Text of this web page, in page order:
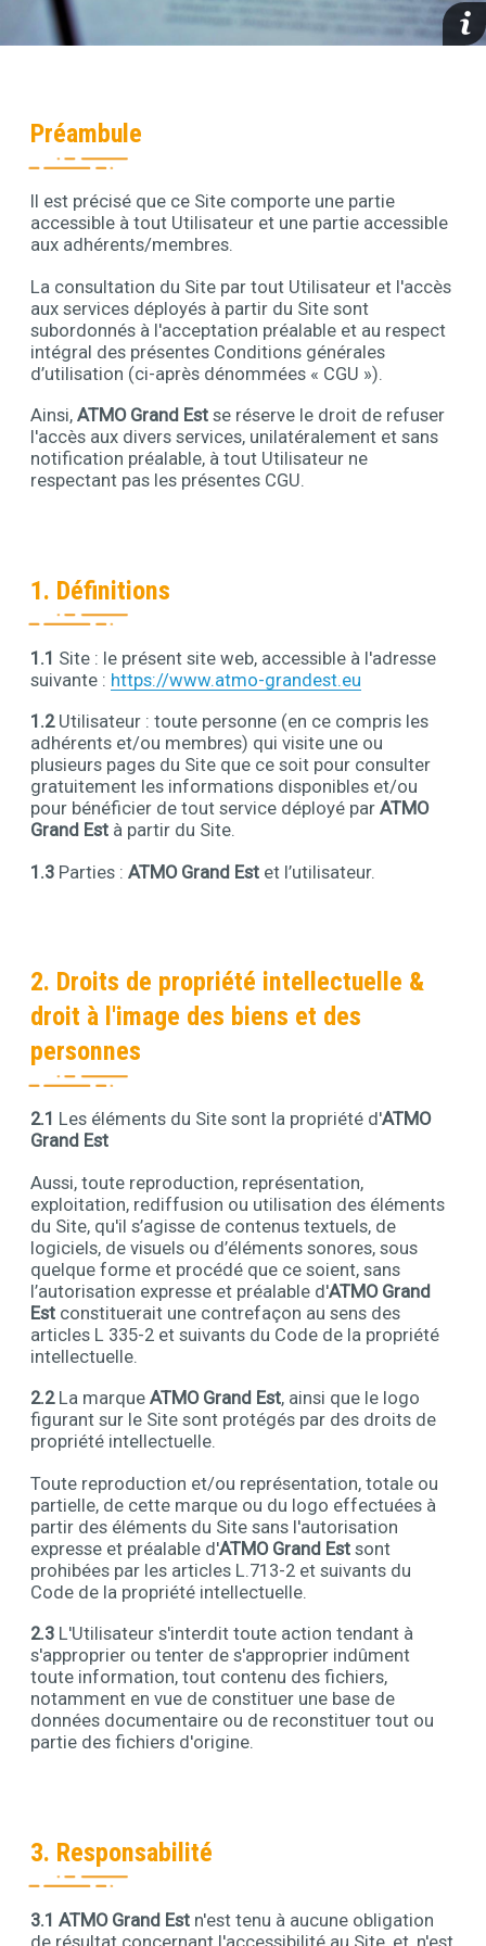
Préambule
Contenu
Il est précisé que ce Site comporte une partie
accessible à tout Utilisateur et une partie accessible
aux adhérents/membres.
La consultation du Site par tout Utilisateur et l'accès
aux services déployés à partir du Site sont
subordonnés à l'acceptation préalable et au respect
intégral des présentes Conditions générales
d’utilisation (ci-après dénommées « CGU »).
Ainsi, ATMO Grand Est se réserve le droit de refuser
l'accès aux divers services, unilatéralement et sans
notification préalable, à tout Utilisateur ne
respectant pas les présentes CGU.
1. Définitions
Contenu
1.1 Site : le présent site web, accessible à l'adresse
suivante : https://www.atmo-grandest.eu
1.2 Utilisateur : toute personne (en ce compris les
adhérents et/ou membres) qui visite une ou
plusieurs pages du Site que ce soit pour consulter
gratuitement les informations disponibles et/ou
pour bénéficier de tout service déployé par ATMO
Grand Est à partir du Site.
1.3 Parties : ATMO Grand Est et l’utilisateur.
2. Droits de propriété intellectuelle &
droit à l'image des biens et des
personnes
Contenu
2.1 Les éléments du Site sont la propriété d'ATMO
Grand Est
Aussi, toute reproduction, représentation,
exploitation, rediffusion ou utilisation des éléments
du Site, qu'il s’agisse de contenus textuels, de
logiciels, de visuels ou d’éléments sonores, sous
quelque forme et procédé que ce soient, sans
l’autorisation expresse et préalable d'ATMO Grand
Est constituerait une contrefaçon au sens des
articles L 335-2 et suivants du Code de la propriété
intellectuelle.
2.2La marque ATMO Grand Est, ainsi que le logo
figurant sur le Site sont protégés par des droits de
propriété intellectuelle.
Toute reproduction et/ou représentation, totale ou
partielle, de cette marque ou du logo effectuées à
partir des éléments du Site sans l'autorisation
expresse et préalable d'ATMO Grand Est sont
prohibées par les articles L.713-2 et suivants du
Code de la propriété intellectuelle.
2.3L'Utilisateur s'interdit toute action tendant à
s'approprier ou tenter de s'approprier indûment
toute information, tout contenu des fichiers,
notamment en vue de constituer une base de
données documentaire ou de reconstituer tout ou
partie des fichiers d'origine.
3. Responsabilité
Contenu
3.1 ATMO Grand Est n'est tenu à aucune obligation
de résultat concernant l'accessibilité au Site, et, n'est